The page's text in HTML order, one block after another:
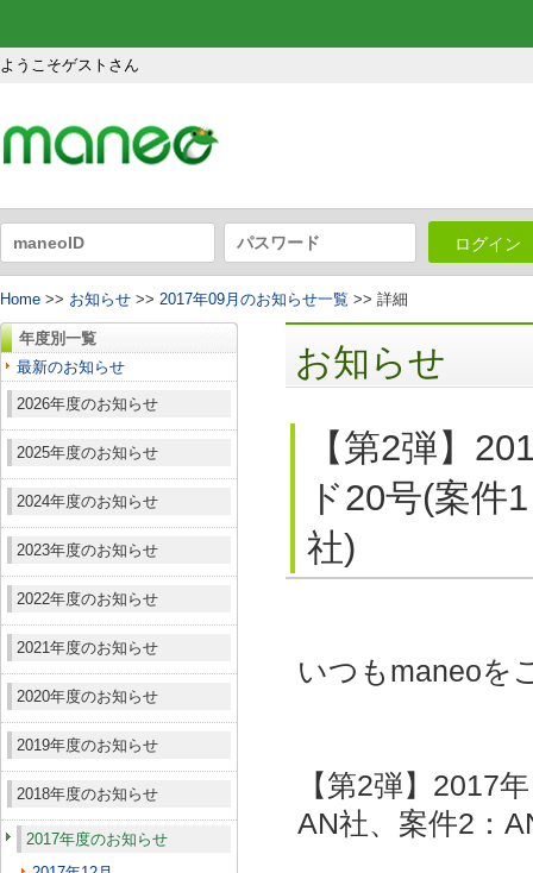
ようこそゲストさん
ログイン
Home >> お知らせ >> 2017年09月のお知らせ一覧 >> 詳細
年度別一覧
最新のお知らせ
2026年度のお知らせ
2025年度のお知らせ
2024年度のお知らせ
2023年度のお知らせ
2022年度のお知らせ
2021年度のお知らせ
2020年度のお知らせ
2019年度のお知らせ
2018年度のお知らせ
2017年度のお知らせ
お知らせ
【第2弾】
ド20号(案件
社)
いつもmaneoを
【第2弾】2017
AN社、案件2：